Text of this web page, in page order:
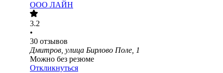
ООО ЛАЙН
3.2
•
30 отзывов
Дмитров, улица Бирлово Поле, 1
Можно без резюме
Откликнуться